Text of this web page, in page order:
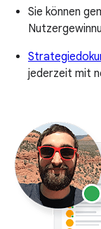
Sie können
jederzeit mit